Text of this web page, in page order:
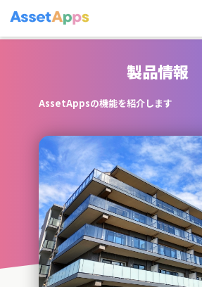
製品情報
AssetAppsの機能を紹介します